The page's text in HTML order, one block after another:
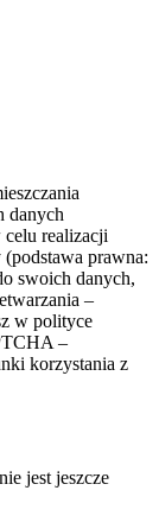
danych
realizacji
prawna:
swoich danych,
–
w polityce
–
korzystania z
jest jeszcze